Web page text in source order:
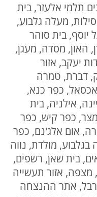
תלמי אלעזר, בית
מעלה גלבוע,
יוסף, בית סוהר
האון, מסדה, מעגן,
יעקב, אזור
דברת, טמרה
אכסאל, כפר כנא,
אילניה, בית
מצר, כפר קיש, כפר
אום אלג'נם, כפר
מולדת, נווה
בית שאן, רשפים,
מצפה, אזור תעשייה
אתר ההנצחה